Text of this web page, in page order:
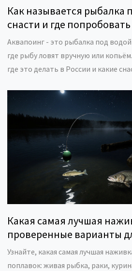
Как называется рыбалка
снасти и где попробовать
Аквапоинг - это рыбалка под
где рыбу ловят вручную или
где это делать в России и какие
Какая самая лучшая
проверенные варианты
Узнайте, какая самая лучшая
поплавок: живая рыбка, раки,